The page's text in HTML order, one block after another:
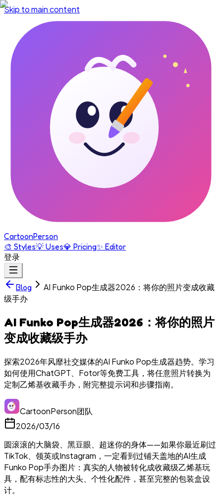
Skip to main content
CartoonPerson
🎨 Styles💡 Uses💎 Pricing✨ Editor
登录
Blog
AI Funko Pop生成器2026：将你的照片变成收藏
级手办
AI Funko Pop生成器2026：将你的照片
变成收藏级手办
探索2026年风靡社交媒体的AI Funko Pop生成器趋势。学习
如何使用ChatGPT、Fotor等免费工具，将任意照片转换为
定制乙烯基收藏手办，附完整提示词和步骤指南。
CartoonPerson团队
2026/03/16
圆滚滚的大脑袋、黑豆眼、超迷你的身体——如果你最近刷过
TikTok、领英或Instagram，一定看到过铺天盖地的AI生成
Funko Pop手办图片：真实的人物被转化成收藏级乙烯基玩
具，配有标志性的大头、个性化配件，甚至完整的包装盒设
计。